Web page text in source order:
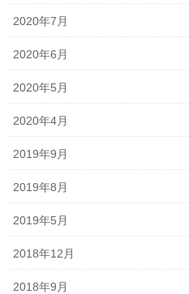
2020年7月
2020年6月
2020年5月
2020年4月
2019年9月
2019年8月
2019年5月
2018年12月
2018年9月